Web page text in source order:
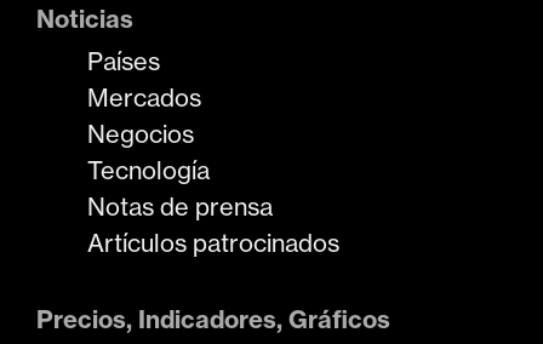
Noticias
Países
Mercados
Negocios
Tecnología
Notas de prensa
Artículos patrocinados
Precios, Indicadores, Gráficos